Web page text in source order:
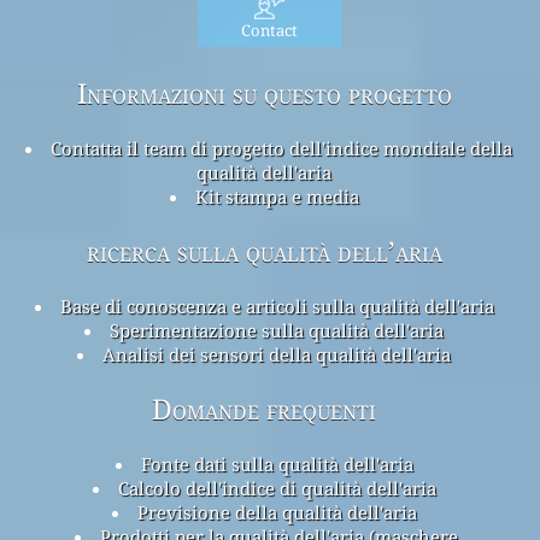
Contact
Informazioni su questo progetto
Contatta il team di progetto dell'indice mondiale della
qualità dell'aria
Kit stampa e media
ricerca sulla qualità dell’aria
Base di conoscenza e articoli sulla qualità dell'aria
Sperimentazione sulla qualità dell'aria
Analisi dei sensori della qualità dell'aria
Domande frequenti
Fonte dati sulla qualità dell'aria
Calcolo dell'indice di qualità dell'aria
Previsione della qualità dell'aria